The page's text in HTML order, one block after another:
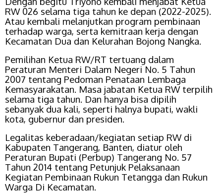
RW 026 selama tiga tahun ke depan (2022-2025).
Atau kembali melanjutkan program pembinaan
terhadap warga, serta kemitraan kerja dengan
Kecamatan Dua dan Kelurahan Bojong Nangka.
Pemilihan Ketua RW/RT tertuang dalam
Peraturan Menteri Dalam Negeri No. 5 Tahun
2007 tentang Pedoman Penataan Lembaga
Kemasyarakatan. Masa jabatan Ketua RW terpilih
selama tiga tahun. Dan hanya bisa dipilih
sebanyak dua kali, seperti halnya bupati, wakli
kota, gubernur dan presiden.
Legalitas keberadaan/kegiatan setiap RW di
Kabupaten Tangerang, Banten, diatur oleh
Peraturan Bupati (Perbup) Tangerang No. 57
Tahun 2014 tentang Petunjuk Pelaksanaan
Kegiatan Pembinaan Rukun Tetangga dan Rukun
Warga Di Kecamatan.